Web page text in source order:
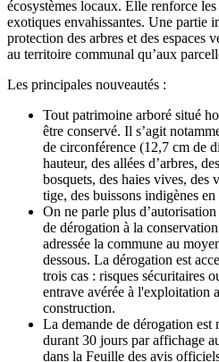
écosystèmes locaux. Elle renforce
exotiques envahissantes. Une partie
protection des arbres et des espaces
au territoire communal qu’aux
Les principales nouveautés :
Tout patrimoine arboré situé
être conservé. Il s’agit
de circonférence (12,7 cm de
hauteur, des allées d’arbres,
bosquets, des haies vives, des
tige, des buissons indigènes
On ne parle plus
de dérogation à la
adressée la commune au
dessous. La dérogation est
trois cas : risques sécuritaires
entrave avérée à l'exploitation
construction.
La demande de dérogation est
durant 30 jours par affichage
dans la Feuille des avis